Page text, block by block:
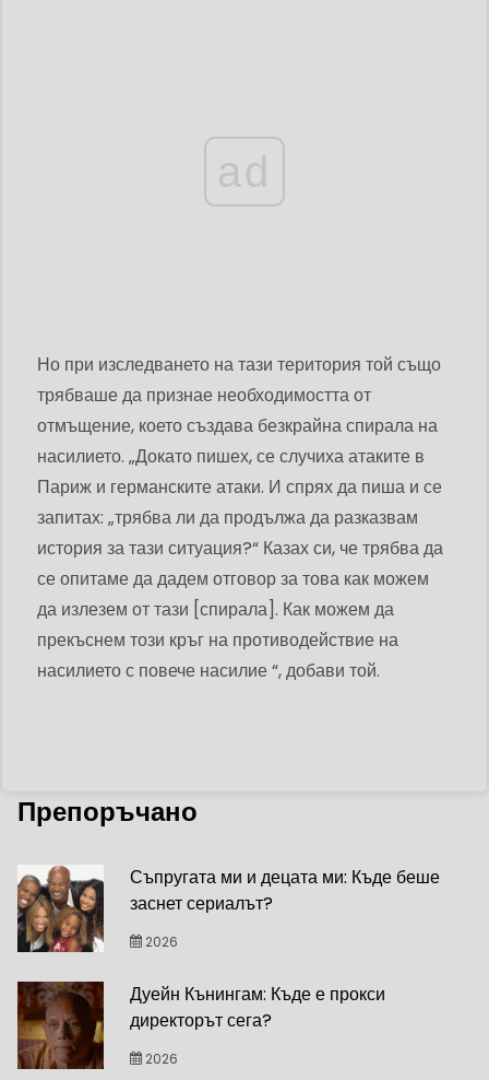
ad
Но при изследването на тази територия той също
трябваше да признае необходимостта от
отмъщение, което създава безкрайна спирала на
насилието. „Докато пишех, се случиха атаките в
Париж и германските атаки. И спрях да пиша и се
запитах: „трябва ли да продължа да разказвам
история за тази ситуация?“ Казах си, че трябва да
се опитаме да дадем отговор за това как можем
да излезем от тази [спирала]. Как можем да
прекъснем този кръг на противодействие на
насилието с повече насилие “, добави той.
Препоръчано
Съпругата ми и децата ми: Къде беше
заснет сериалът?
2026
Дуейн Кънингам: Къде е прокси
директорът сега?
2026